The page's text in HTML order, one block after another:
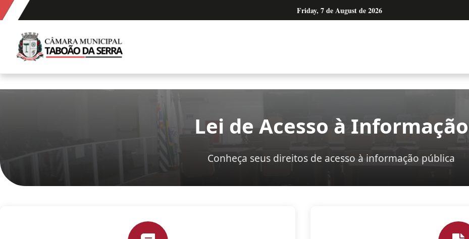
Ir para o conteúdo Friday, 7 de August de 2026
Câmara Municipal de Taboão da Serra
Lei de Acesso à Informação
Conheça seus direitos de acesso à informação pública